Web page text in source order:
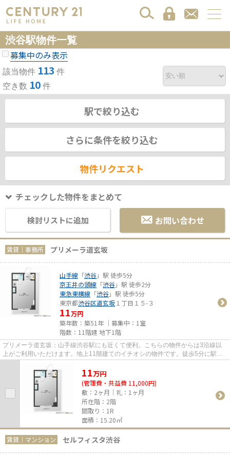
渋谷駅物件一覧
募集中のみ表示
該当物件 113 件
空き数 10 件
駅で絞り込む
さらに条件を絞り込む
物件リクエスト
チェックした物件をまとめて
検討リストに追加 お問い合わせ
賃貸｜事務所 プリメーラ道玄坂
山手線 「渋谷」駅 徒歩5分
京王井の頭線 「渋谷」駅 徒歩2分
東急東横線 「渋谷」駅 徒歩5分
東京都渋谷区道玄坂１丁目１５-３
11万円
築年数：築51年 ｜募集中： 1室
階数：11階建 地下1階
プリメーラ道玄坂：山手線渋谷駅にも近くて便利。こちらの物件からは3沿線以
上がご利用いただけます。地上11階建てのイチオシの物件です。徒歩5分に駅が
11万円
(管理費・共益費 11,000円)
敷：2ヶ月｜礼：1ヶ月
所在階：2階
間取り：1R
面積：15.20㎡
賃貸｜マンション セルフィスタ渋谷